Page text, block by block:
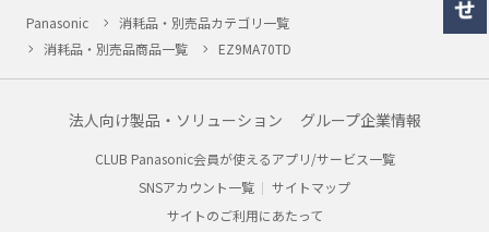
Panasonic
消耗品・別売品カテゴリ一覧
消耗品・別売品商品一覧
EZ9MA70TD
法人向け製品・ソリューション グループ企業情報
CLUB Panasonic会員が使えるアプリ/サービス一覧
SNSアカウント一覧
サイトマップ
サイトのご利用にあたって